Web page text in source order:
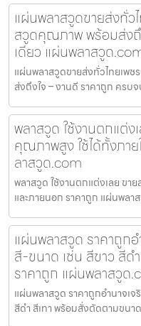
แผ่นพลาสวูดขายส่งทั่
สวูดคุณภาพ พร้อมส่งถึ
เดียว แผ่นพลาสวูด
แผ่นพลาสวูดขายส่งทั่วไทยเพ
ส่งถึงใจ – งานดี ราคาถูก คร
พลาสวูด ใช้งานตกแต่
คุณภาพสูง ใช้ได้ทั้งภา
ลาสวูด.com
พลาสวูด ใช้งานตกแต่งเลย ขา
และภายนอก ราคาถูก แผ่นพล
แผ่นพลาสวูด ราคาถูก
สี-ขนาด เช่น สีขาว สี
ราคาถูก แผ่นพลาสวูด
แผ่นพลาสวูด ราคาถูกอำนาจเ
สีดำ สีเทา พร้อมสั่งตัดตามขน